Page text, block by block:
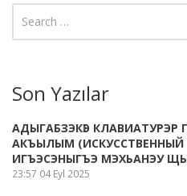
Son Yazılar
АДЫГАБЗЭКӀЭ КЛАВИАТУРЭР
АКЪЫЛЫМ (ИСКУССТВЕННЫЙ
ИГЪЭСЭНЫГЪЭ МЭХЬАНЭУ
23:57 04 Eyl 2025